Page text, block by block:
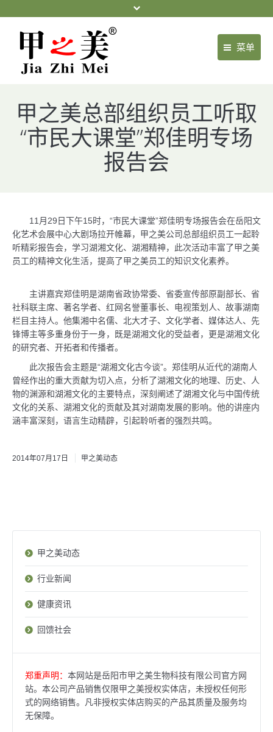
菜单
关于我们
产品中心
门店展示
常见案例
项目合作
联系我们
甲之美总部组织员工听取
“市民大课堂”郑佳明专场
报告会
11月29日下午15时，“市民大课堂”郑佳明专场报告会在岳阳文
化艺术会展中心大剧场拉开帷幕，甲之美公司总部组织员工一起聆
听精彩报告会，学习湖湘文化、湖湘精神，此次活动丰富了甲之美
员工的精神文化生活，提高了甲之美员工的知识文化素养。
主讲嘉宾郑佳明是湖南省政协常委、省委宣传部原副部长、省
社科联主席、著名学者、红网名誉董事长、电视策划人、故事湖南
栏目主持人。他集湘中名儒、北大才子、文化学者、媒体达人、先
锋博主等多重身份于一身，既是湖湘文化的受益者，更是湖湘文化
的研究者、开拓者和传播者。
此次报告会主题是“湖湘文化古今谈”。郑佳明从近代的湖南人
曾经作出的重大贡献为切入点，分析了湖湘文化的地理、历史、人
物的渊源和湖湘文化的主要特点，深刻阐述了湖湘文化与中国传统
文化的关系、湖湘文化的贡献及其对湖南发展的影响。他的讲座内
涵丰富深刻，语言生动精辟，引起聆听者的强烈共鸣。
2014年07月17日 甲之美动态
甲之美动态
行业新闻
健康资讯
回馈社会
郑重声明： 本网站是岳阳市甲之美生物科技有限公司官方网
站。本公司产品销售仅限甲之美授权实体店，未授权任何形
式的网络销售。凡非授权实体店购买的产品其质量及服务均
无保障。